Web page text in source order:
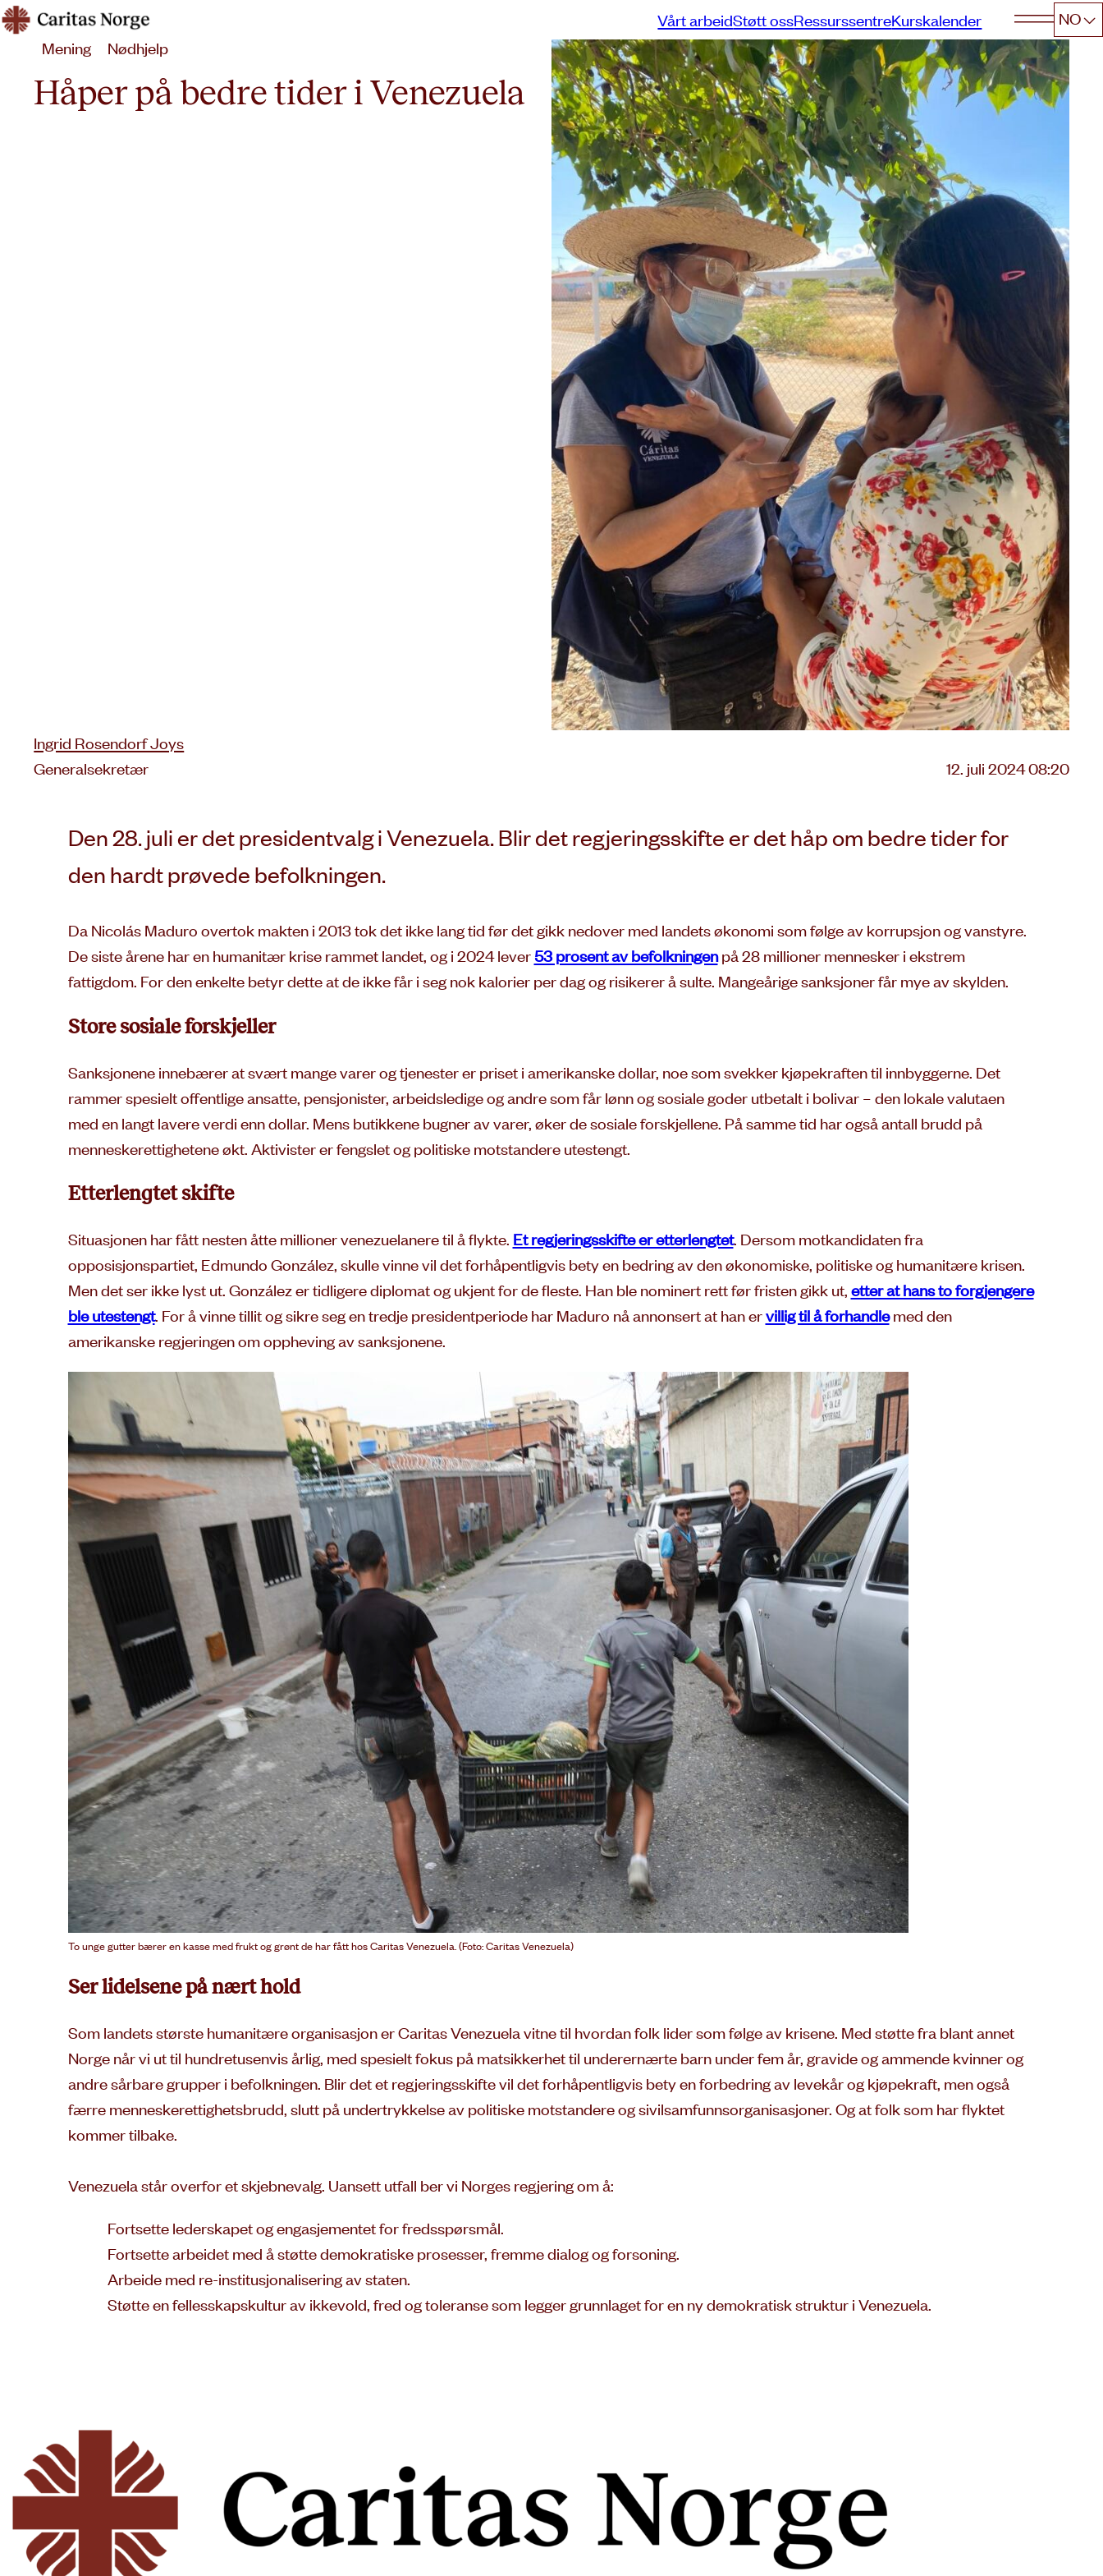
Hopp
tilCaritas
Vårt arbeidStøtt ossRessurssentreKurskalender
NO
Mening
Nødhjelp
Håper på bedre tider i Venezuela
Ingrid Rosendorf Joys
Generalsekretær
Lagt
12. juli 2024 08:20
Den 28. juli er det presidentvalg i Venezuela. Blir det regjeringsskifte er det håp om bedre tider for
den hardt prøvede befolkningen.
Da Nicolás Maduro overtok makten i 2013 tok det ikke lang tid før det gikk nedover med landets økonomi som følge av korrupsjon og vanstyre.
De siste årene har en humanitær krise rammet landet, og i 2024 lever53 prosent av befolkningenpå 28 millioner mennesker i ekstrem
fattigdom. For den enkelte betyr dette at de ikke får i seg nok kalorier per dag og risikerer å sulte. Mangeårige sanksjoner får mye av skylden.
Store sosiale forskjeller
Sanksjonene innebærer at svært mange varer og tjenester er priset i amerikanske dollar, noe som svekker kjøpekraften til innbyggerne. Det
rammer spesielt offentlige ansatte, pensjonister, arbeidsledige og andre som får lønn og sosiale goder utbetalt i bolivar – den lokale valutaen
med en langt lavere verdi enn dollar. Mens butikkene bugner av varer, øker de sosiale forskjellene. På samme tid har også antall brudd på
menneskerettighetene økt. Aktivister er fengslet og politiske motstandere utestengt.
Etterlengtet skifte
Situasjonen har fått nesten åtte millioner venezuelanere til å flykte. Et regjeringsskifte er etterlengtet. Dersom motkandidaten fra
opposisjonspartiet, Edmundo González, skulle vinne vil det forhåpentligvis bety en bedring av den økonomiske, politiske og humanitære krisen.
Men det ser ikke lyst ut. González er tidligere diplomat og ukjent for de fleste. Han ble nominert rett før fristen gikk ut,etter at hans to forgjengere
ble utestengt. For å vinne tillit og sikre seg en tredje presidentperiode har Maduro nå annonsert at han ervillig til å forhandlemed den
amerikanske regjeringen om oppheving av sanksjonene.
To unge gutter bærer en kasse med frukt og grønt de har fått hos Caritas Venezuela. (Foto: Caritas Venezuela)
Ser lidelsene på nært hold
Som landets største humanitære organisasjon er Caritas Venezuela vitne til hvordan folk lider som følge av krisene. Med støtte fra blant annet
Norge når vi ut til hundretusenvis årlig, med spesielt fokus på matsikkerhet til underernærte barn under fem år, gravide og ammende kvinner og
andre sårbare grupper i befolkningen. Blir det et regjeringsskifte vil det forhåpentligvis bety en forbedring av levekår og kjøpekraft, men også
færre menneskerettighetsbrudd, slutt på undertrykkelse av politiske motstandere og sivilsamfunnsorganisasjoner. Og at folk som har flyktet
kommer tilbake.
Venezuela står overfor et skjebnevalg. Uansett utfall ber vi Norges regjering om å:
Fortsette lederskapet og engasjementet for fredsspørsmål.
Fortsette arbeidet med å støtte demokratiske prosesser, fremme dialog og forsoning.
Arbeide med re-institusjonalisering av staten.
Støtte en fellesskapskultur av ikkevold, fred og toleranse som legger grunnlaget for en ny demokratisk struktur i Venezuela.